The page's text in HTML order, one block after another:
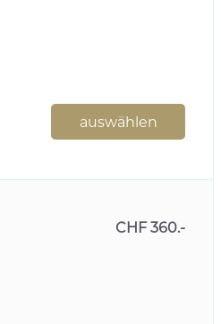
auswählen
CHF 360.-